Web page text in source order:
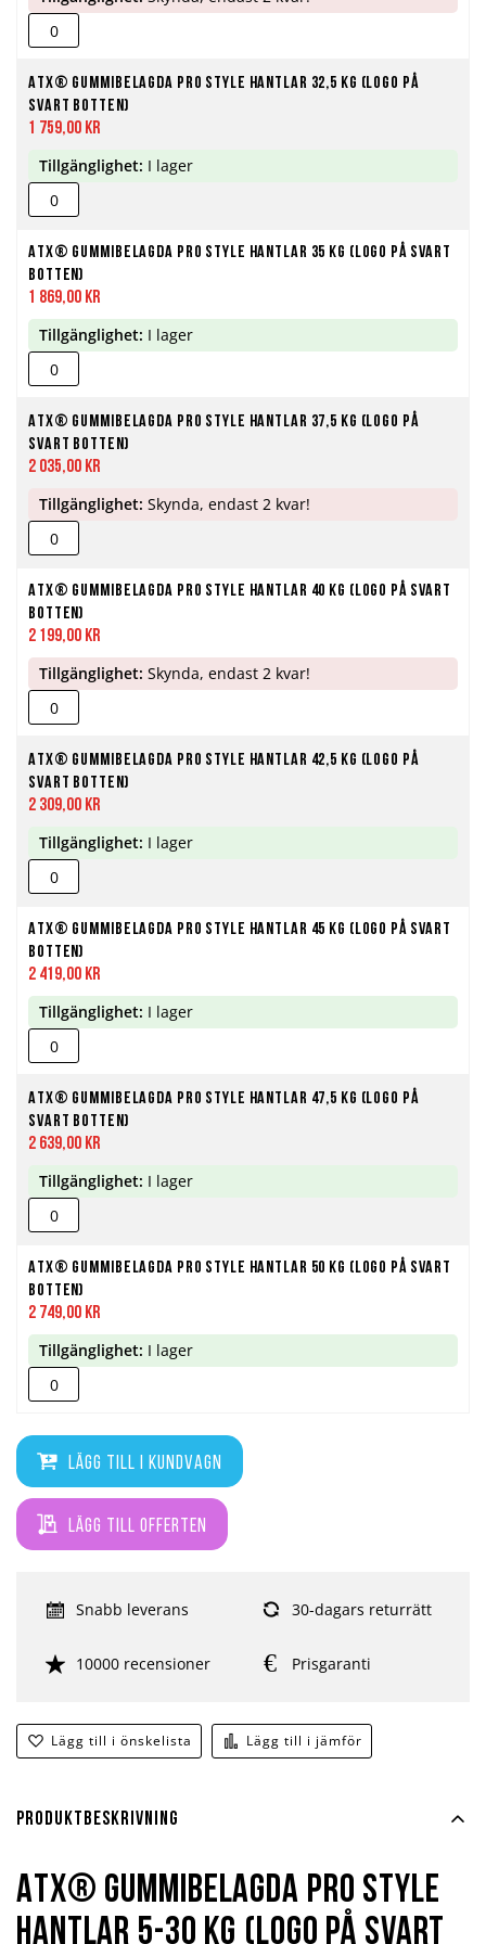
ATX® Gummibelagda Pro Style Hantlar 32,5 kg (Logo på
svart botten)
1 759,00 kr
Tillgänglighet: I lager
ATX® Gummibelagda Pro Style Hantlar 35 kg (Logo på svart
botten)
1 869,00 kr
Tillgänglighet: I lager
ATX® Gummibelagda Pro Style Hantlar 37,5 kg (Logo på
svart botten)
2 035,00 kr
Tillgänglighet: Skynda, endast 2 kvar!
ATX® Gummibelagda Pro Style Hantlar 40 kg (Logo på svart
botten)
2 199,00 kr
Tillgänglighet: Skynda, endast 2 kvar!
ATX® Gummibelagda Pro Style Hantlar 42,5 kg (Logo på
svart botten)
2 309,00 kr
Tillgänglighet: I lager
ATX® Gummibelagda Pro Style Hantlar 45 kg (Logo på svart
botten)
2 419,00 kr
Tillgänglighet: I lager
ATX® Gummibelagda Pro Style Hantlar 47,5 kg (Logo på
svart botten)
2 639,00 kr
Tillgänglighet: I lager
ATX® Gummibelagda Pro Style Hantlar 50 kg (Logo på svart
botten)
2 749,00 kr
Tillgänglighet: I lager
Lägg till i kundvagn
Lägg till offerten
Lägg till i önskelista Lägg till i jämför
Snabb leverans 30-dagars returrätt
10000 recensioner Prisgaranti
Produktbeskrivning
ATX® Gummibelagda Pro Style
Hantlar 5-30 kg (Logo på svart